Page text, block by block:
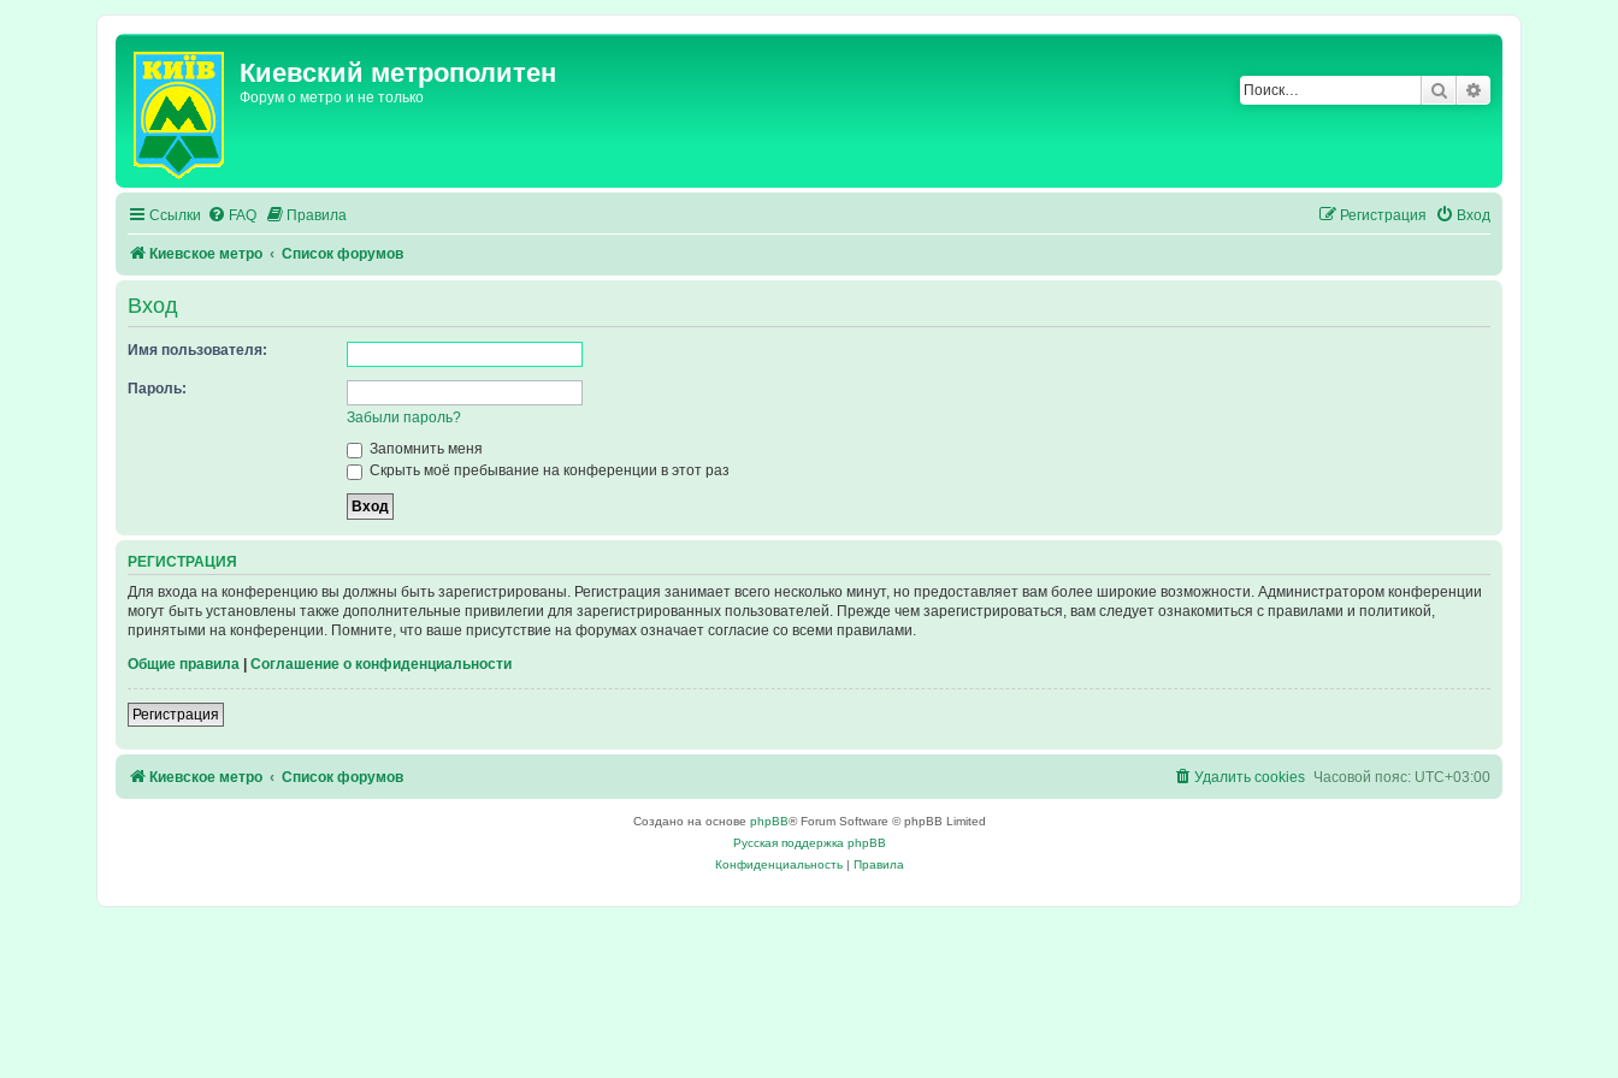
Киевский метрополитен
Форум о метро и не только Поиск
Ссылки FAQ Правила Вход
Регистрация
Киевское метро Список форумов
Вход
Имя пользователя:
Пароль:
Забыли пароль?
Запомнить меня
Скрыть моё пребывание на конференции в этот раз
РЕГИСТРАЦИЯ
Для входа на конференцию вы должны быть зарегистрированы. Регистрация занимает всего несколько минут, но предоставляет вам более широкие возможности. Администратором конференции
могут быть установлены также дополнительные привилегии для зарегистрированных пользователей. Прежде чем зарегистрироваться, вам следует ознакомиться с правилами и политикой,
принятыми на конференции. Помните, что ваше присутствие на форумах означает согласие со всеми правилами.
Общие правила Соглашение о конфиденциальности
Регистрация
Киевское метро Список форумов Часовой пояс: UTC+03:00
Удалить cookies
Создано на основе phpBB® Forum Software © phpBB Limited
Русская поддержка phpBB
Конфиденциальность| Правила